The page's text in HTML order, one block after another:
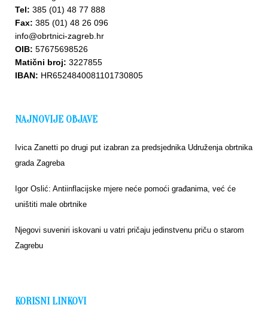
Tel: 385 (01) 48 77 888
Fax: 385 (01) 48 26 096
info@obrtnici-zagreb.hr
OIB: 57675698526
Matični broj: 3227855
IBAN: HR6524840081101730805
NAJNOVIJE OBJAVE
Ivica Zanetti po drugi put izabran za predsjednika Udruženja obrtnika
grada Zagreba
Igor Oslić: Antiinflacijske mjere neće pomoći građanima, već će
uništiti male obrtnike
Njegovi suveniri iskovani u vatri pričaju jedinstvenu priču o starom
Zagrebu
KORISNI LINKOVI